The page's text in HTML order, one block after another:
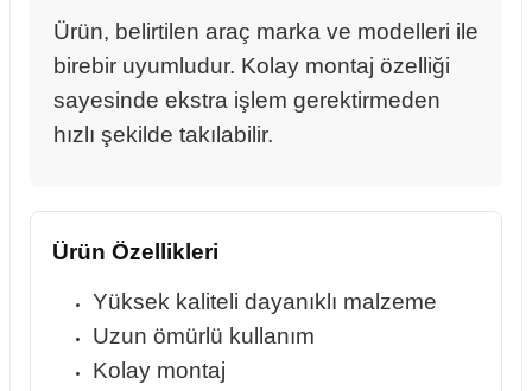
ÜrünleriÜrün, belirtilen araç marka ve modelleri ile
birebir uyumludur. Kolay montaj özelliği
sayesinde ekstra işlem gerektirmeden
hızlı şekilde takılabilir.
Ürün Özellikleri
Yüksek kaliteli dayanıklı malzeme
Uzun ömürlü kullanım
Kolay montaj